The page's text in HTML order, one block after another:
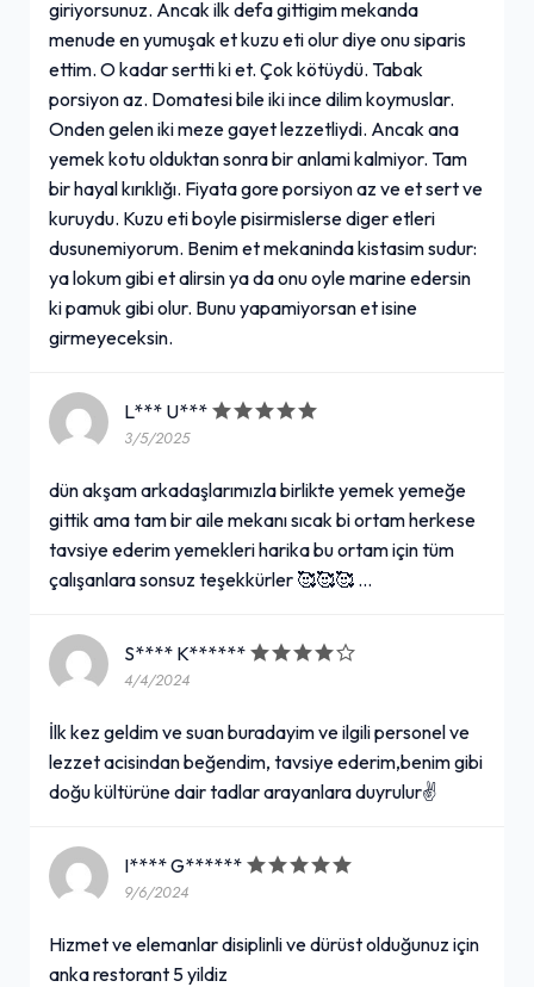
giriyorsunuz. Ancak ilk defa gittigim mekanda
menude en yumuşak et kuzu eti olur diye onu siparis
ettim. O kadar sertti ki et. Çok kötüydü. Tabak
porsiyon az. Domatesi bile iki ince dilim koymuslar.
Onden gelen iki meze gayet lezzetliydi. Ancak ana
yemek kotu olduktan sonra bir anlami kalmiyor. Tam
bir hayal kırıklığı. Fiyata gore porsiyon az ve et sert ve
kuruydu. Kuzu eti boyle pisirmislerse diger etleri
dusunemiyorum. Benim et mekaninda kistasim sudur:
ya lokum gibi et alirsin ya da onu oyle marine edersin
ki pamuk gibi olur. Bunu yapamiyorsan et isine
girmeyeceksin.
L*** U***
3/5/2025
dün akşam arkadaşlarımızla birlikte yemek yemeğe
gittik ama tam bir aile mekanı sıcak bi ortam herkese
tavsiye ederim yemekleri harika bu ortam için tüm
çalışanlara sonsuz teşekkürler 🥰🥰🥰 …
S**** K******
4/4/2024
İlk kez geldim ve suan buradayim ve ilgili personel ve
lezzet acisindan beğendim, tavsiye ederim,benim gibi
doğu kültürüne dair tadlar arayanlara duyrulur✌
I**** G******
9/6/2024
Hizmet ve elemanlar disiplinli ve dürüst olduğunuz için
anka restorant 5 yildiz